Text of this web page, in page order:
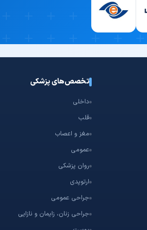
تخصص‌های پزشکی
داخلی
قلب
مغز و اعصاب
عمومی
روان پزشکی
ارتوپدی
جراحی عمومی
جراحی زنان، زایمان و نازایی